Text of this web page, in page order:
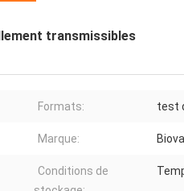
transmissibles
Formats: test
Marque:
Conditions de